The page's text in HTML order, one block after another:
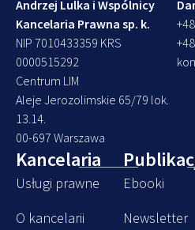
Andrzej Lulka i Wspólnicy
Kancelaria Prawna sp. k.
NIP 7010433359 KRS
0000515292
Centrum LIM
Aleje Jerozolimskie 65/79 lok.
13.14.
00-697 Warszawa
Kancelaria
Usługi prawne
O kancelarii
Ebooki
Newsletter